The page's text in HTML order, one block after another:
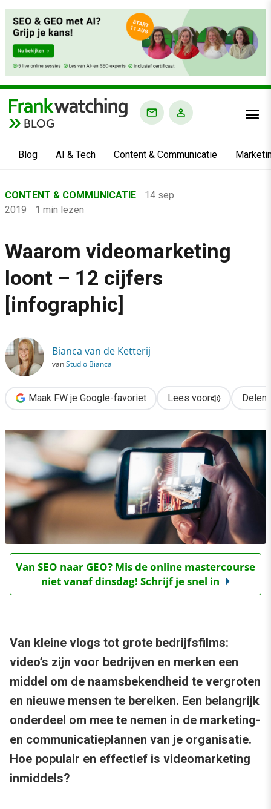
BLOG
Blog AI & Tech Content & Communicatie
›
Content & Communicatie
Waarom videomarketing loont – 12 cijfers [infographic]
CONTENT & COMMUNICATIE
14 sep
2019
1 min lezen
Waarom videomarketing
loont – 12 cijfers
[infographic]
Bianca van de Ketterij
vanStudio Bianca
Maak FW je Google-favoriet Lees voor Delen
Van SEO naar GEO? Mis de online mastercourse
niet vanaf dinsdag! Schrijf je snel in
Van kleine vlogs tot grote bedrijfsfilms:
video’s zijn voor bedrijven en merken een
middel om de naamsbekendheid te vergroten
en nieuwe mensen te bereiken. Een belangrijk
onderdeel om mee te nemen in de marketing-
en communicatieplannen van je organisatie.
Hoe populair en effectief is videomarketing
inmiddels?